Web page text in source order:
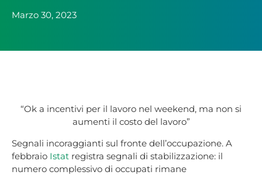
Marzo 30, 2023
“Ok a incentivi per il lavoro nel weekend, ma non si
aumenti il costo del lavoro”
Segnali incoraggianti sul fronte dell’occupazione. A
febbraio Istat registra segnali di stabilizzazione: il
numero complessivo di occupati rimane